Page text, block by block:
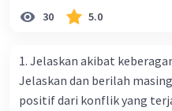
konsiliasi, penyelidikan,
naungan organisasi PBB),
30 5.0
1. Jelaskan akibat
Jelaskan dan berilah
positif dari konflik yang